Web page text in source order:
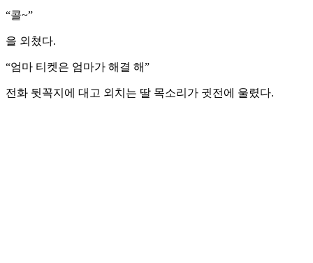
“콜~”
을 외쳤다.
“엄마 티켓은 엄마가 해결 해”
전화 뒷꼭지에 대고 외치는 딸 목소리가 귓전에 울렸다.